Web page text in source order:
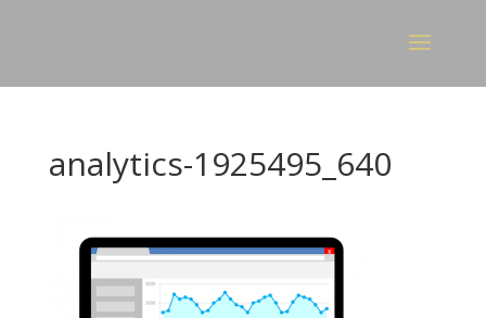
analytics-1925495_640